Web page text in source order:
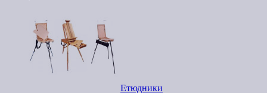
Етюдники